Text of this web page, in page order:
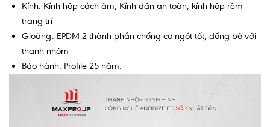
Kính: Kính hộp cách âm, Kính dán an toàn, kính hộp rèm
trang trí
Gioăng: EPDM 2 thành phần chống co ngót tốt, đồng bộ với
thanh nhôm
Bảo hành: Profile 25 năm.